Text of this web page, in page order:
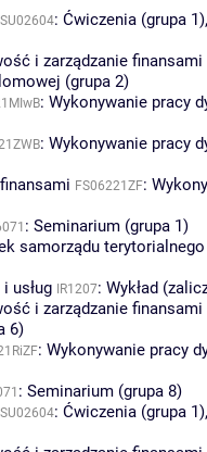
: Ćwiczenia (grupa 1)
i zarządzanie finansami
(grupa 2)
: Wykonywanie pracy
: Wykonywanie pracy
FS06221ZF:
: Seminarium (grupa 1)
samorządu terytorialnego
usług IR1207: Wykład
i zarządzanie finansami
6)
: Wykonywanie pracy
: Seminarium (grupa 8)
: Ćwiczenia (grupa 1)